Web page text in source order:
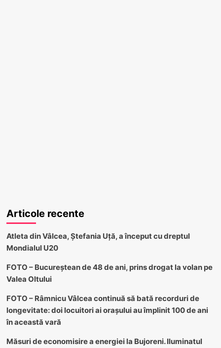
Articole recente
Atleta din Vâlcea, Ștefania Uță, a început cu dreptul
Mondialul U20
FOTO – Bucureștean de 48 de ani, prins drogat la volan pe
Valea Oltului
FOTO – Râmnicu Vâlcea continuă să bată recorduri de
longevitate: doi locuitori ai orașului au împlinit 100 de ani
în această vară
Măsuri de economisire a energiei la Bujoreni. Iluminatul